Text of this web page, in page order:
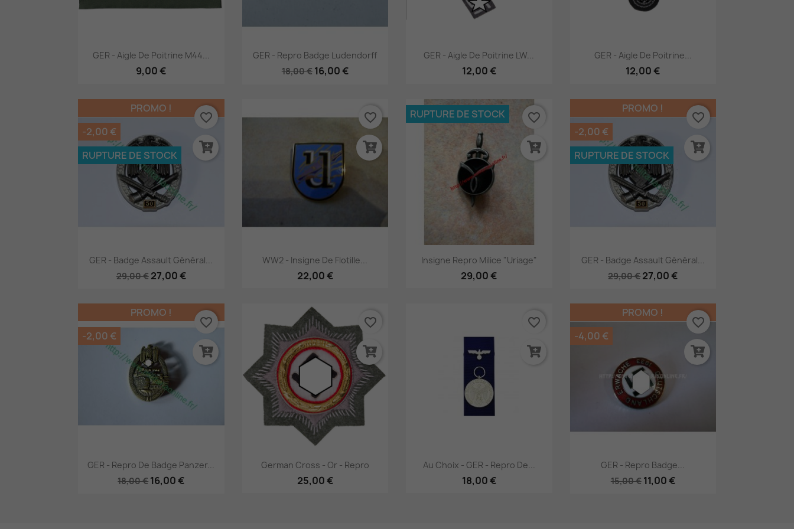
Aperçu rapide
GER - Aigle De Poitrine M44...
9,00 €
Aperçu rapide
GER - Repro Badge Ludendorff
18,00 € 16,00 €
Aperçu rapide
GER - Aigle De Poitrine LW...
12,00 €
 Aperçu rapide
GER - Aigle De Poitrine...
12,00 €
Aperçu rapide
GER - Badge Assault Général...
29,00 € 27,00 €
PROMO !
-2,00 €
RUPTURE DE STOCK
favorite_border
 Aperçu rapide
WW2 - Insigne De Flotille...
22,00 €
favorite_border
 Aperçu rapide
Insigne Repro Milice "uriage"
29,00 €
RUPTURE DE STOCK favorite_border
Aperçu rapide
GER - Badge Assault Général...
29,00 € 27,00 €
PROMO !
-2,00 €
RUPTURE DE STOCK
favorite_border
Aperçu rapide
GER - Repro De Badge Panzer...
18,00 € 16,00 €
PROMO !
-2,00 €
favorite_border
Aperçu rapide
German Cross - Or - Repro
25,00 €
favorite_border
Aperçu rapide
Au Choix - GER - Repro De...
18,00 €
favorite_border
Aperçu rapide
GER - Repro Badge...
15,00 € 11,00 €
PROMO !
-4,00 €
favorite_border